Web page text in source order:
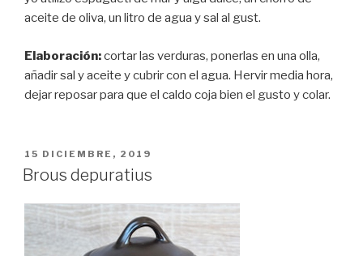
aceite de oliva, un litro de agua y sal al gust.
Elaboración:cortar las verduras, ponerlas en una olla,
añadir sal y aceite y cubrir con el agua. Hervir media hora,
dejar reposar para que el caldo coja bien el gusto y colar.
PUBLICADO
EL
15 DICIEMBRE, 2019
Brous depuratius